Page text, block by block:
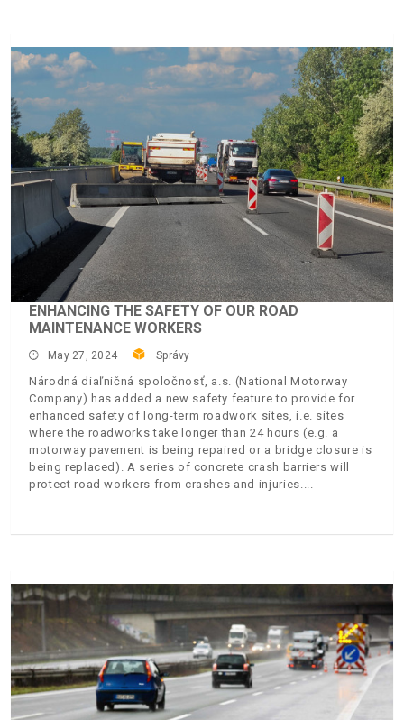
ENHANCING THE SAFETY OF OUR ROAD
MAINTENANCE WORKERS
May 27, 2024 Správy
Národná diaľničná spoločnosť, a.s. (National Motorway
Company) has added a new safety feature to provide for
enhanced safety of long-term roadwork sites, i.e. sites
where the roadworks take longer than 24 hours (e.g. a
motorway pavement is being repaired or a bridge closure is
being replaced). A series of concrete crash barriers will
protect road workers from crashes and injuries.